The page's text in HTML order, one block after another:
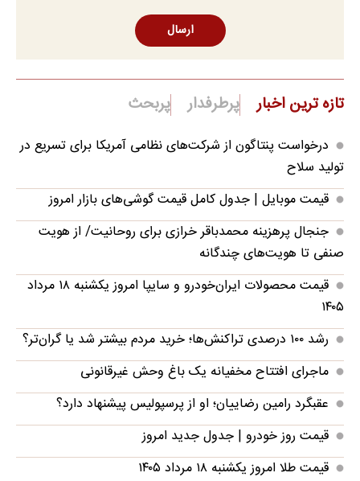
ارسال
تازه ترین اخبار پرطرفدار پربحث
درخواست پنتاگون از شرکت‌های نظامی آمریکا برای تسریع در
تولید سلاح
قیمت موبایل‌ | جدول کامل قیمت گوشی‌های بازار امروز
جنجال پرهزینه محمدباقر خرازی برای روحانیت/ از هویت
صنفی تا هویت‌های چندگانه
قیمت محصولات ایران‌خودرو و سایپا امروز یکشنبه ۱۸ مرداد
۱۴۰۵
رشد ۱۰۰ درصدی تراکنش‌ها؛ خرید مردم بیشتر شد یا گران‌تر؟
ماجرای افتتاح مخفیانه یک باغ وحش غیرقانونی
عقبگرد رامین رضاییان؛ او از پرسپولیس پیشنهاد دارد؟
قیمت روز خودرو | جدول جدید امروز
قیمت طلا امروز یکشنبه ۱۸ مرداد ۱۴۰۵